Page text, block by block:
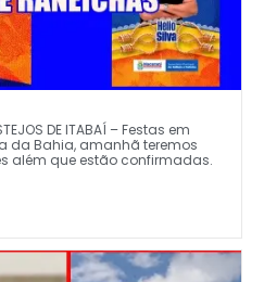
DE ITABAÍ – Festas em
da Bahia, amanhã teremos
além que estão confirmadas.